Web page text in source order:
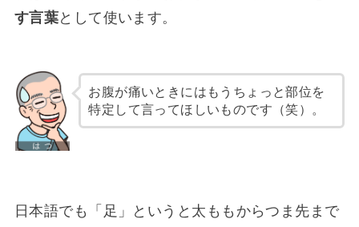
す言葉として使います。
お腹が痛いときにはもうちょっと部位を
特定して言ってほしいものです（笑）。
日本語でも「足」というと太ももからつま先まで